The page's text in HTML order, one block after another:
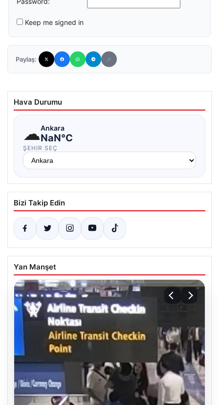
Keep me signed in
Paylaş:
Hava Durumu
☁Ankara
NaN°C
ŞEHIR SEÇ
Bizi Takip Edin
Yan Manşet